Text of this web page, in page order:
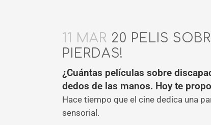
11 MAR 20 PELIS
PIERDAS!
¿Cuántas películas sobre
dedos de las manos. Hoy te
Hace tiempo que el cine dedica una
sensorial.